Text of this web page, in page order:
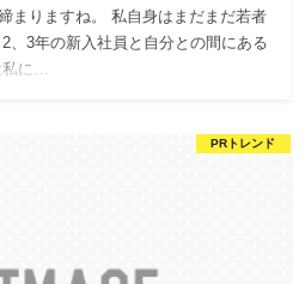
まりますね。 私自身はまだまだ若者
3年の新入社員と自分との間にある
私に…
PRトレンド